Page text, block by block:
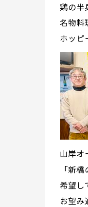
鶏の半
名物料
ホッピ
山岸オ
「新
希望し
お望み